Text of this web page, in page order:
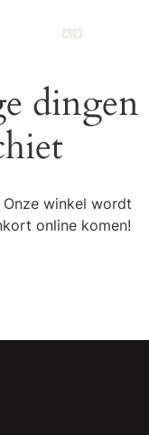
dingen
winkel wordt
online komen!